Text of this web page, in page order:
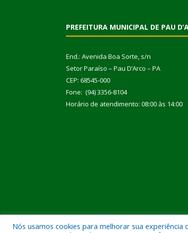
PREFEITURA MUNICIPAL DE PAU
End.: Avenida Boa Sorte, s/n
Setor Paraíso – Pau D’Arco – PA
CEP: 68545-000
Fone: (94) 3356-8104
Horário de atendimento: 08:00 às 14:00
Nós usamos cookies para melhorar sua